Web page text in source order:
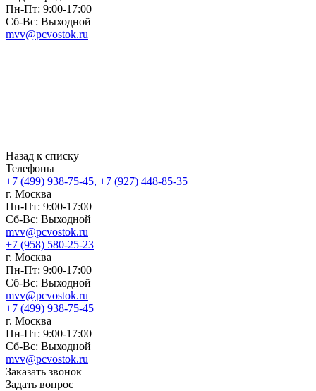
Пн-Пт: 9:00-17:00
Сб-Вс: Выходной
mvv@pcvostok.ru
Назад к списку
Телефоны
+7 (499) 938-75-45, +7 (927) 448-85-35
г. Москва
Пн-Пт: 9:00-17:00
Сб-Вс: Выходной
mvv@pcvostok.ru
+7 (958) 580-25-23
г. Москва
Пн-Пт: 9:00-17:00
Сб-Вс: Выходной
mvv@pcvostok.ru
+7 (499) 938-75-45
г. Москва
Пн-Пт: 9:00-17:00
Сб-Вс: Выходной
mvv@pcvostok.ru
Заказать звонок
Задать вопрос